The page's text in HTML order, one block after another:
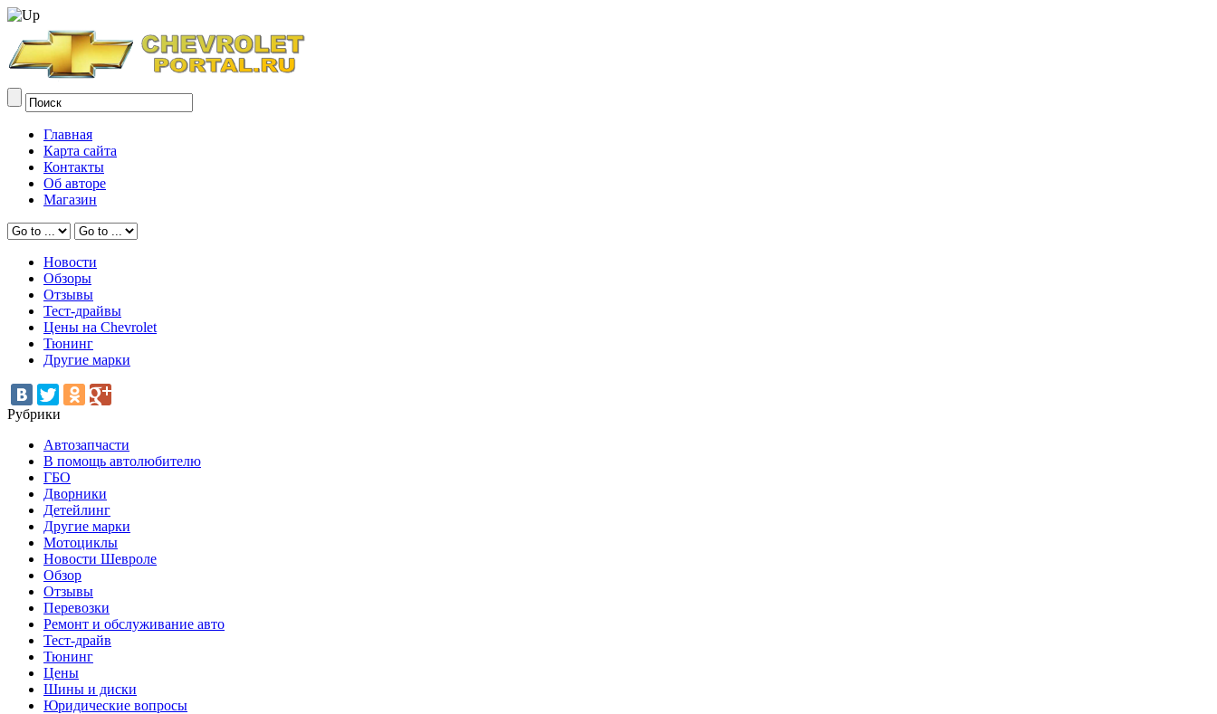
Главная
Карта сайта
Контакты
Об авторе
Магазин
Новости
Обзоры
Отзывы
Тест-драйвы
Цены на Chevrolet
Тюнинг
Другие марки
Рубрики
Автозапчасти
В помощь автолюбителю
ГБО
Дворники
Детейлинг
Другие марки
Мотоциклы
Новости Шевроле
Обзор
Отзывы
Перевозки
Ремонт и обслуживание авто
Тест-драйв
Тюнинг
Цены
Шины и диски
Юридические вопросы